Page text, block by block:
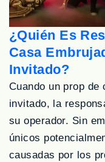
¿Quién Es
Casa
Invitado?
Cuando un prop de
invitado, la
su operador. Sin
únicos
causadas por los